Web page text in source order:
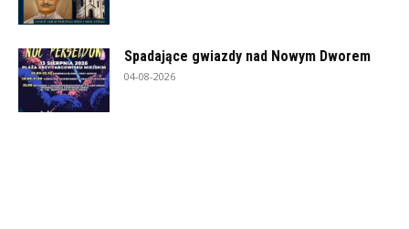
Spadające gwiazdy nad Nowym Dworem
04-08-2026